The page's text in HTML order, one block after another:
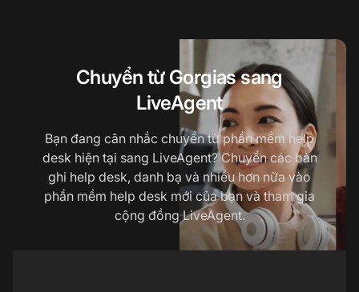
Chuyển từ Gorgias sang
LiveAgent
Bạn đang cân nhắc chuyển từ phần mềm help
desk hiện tại sang LiveAgent? Chuyển các bản
ghi help desk, danh bạ và nhiều hơn nữa vào
phần mềm help desk mới của bạn và tham gia
cộng đồng LiveAgent.